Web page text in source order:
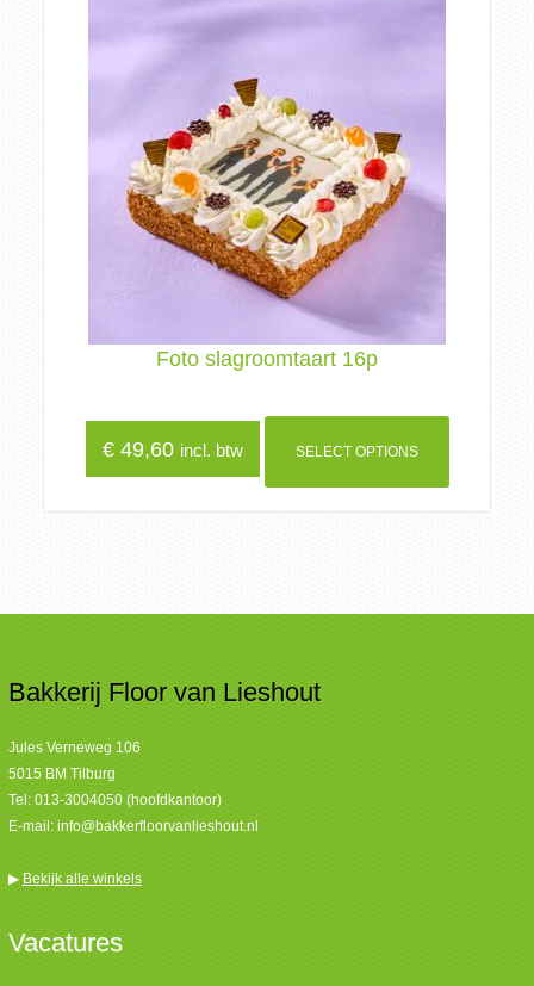
Foto slagroomtaart 16p
€49,60 incl. btw SELECT OPTIONS
Bakkerij Floor van Lieshout
Jules Verneweg 106
5015 BM Tilburg
Tel: 013-3004050 (hoofdkantoor)
E-mail: info@bakkerfloorvanlieshout.nl
▶ Bekijk alle winkels
Vacatures